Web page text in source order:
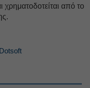
χρηματοδοτείται από το